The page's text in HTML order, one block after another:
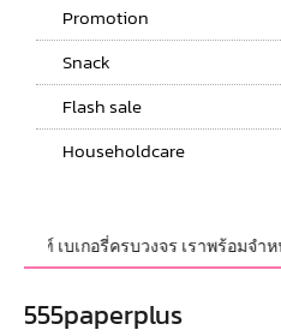
Promotion
Snack
Flash sale
Householdcare
เกอรี่ครบวงจร เราพร้อมจำหน่าย
555paperplus